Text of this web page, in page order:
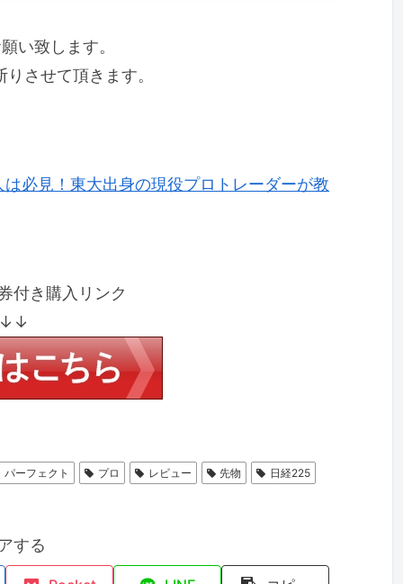
い致します。
させて頂きます。
必見！東大出身の現役プロトレーダーが教
付き購入リンク
パーフェクト プロ レビュー 先物 日経225
する